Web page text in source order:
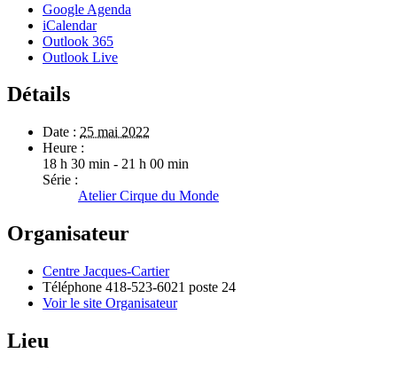
Google Agenda
iCalendar
Outlook 365
Outlook Live
Détails
Date : 25 mai 2022
Heure :
18 h 30 min - 21 h 00 min
Série :
Atelier Cirque du Monde
Organisateur
Centre Jacques-Cartier
Téléphone 418-523-6021 poste 24
Voir le site Organisateur
Lieu